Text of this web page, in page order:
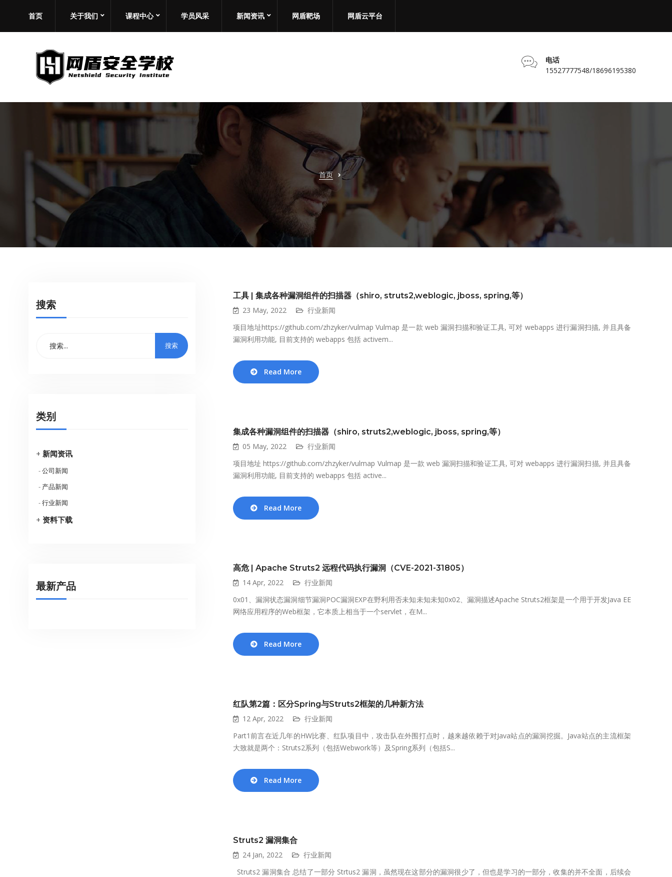
首页 关于我们 课程中心 学员风采 新闻资讯 网盾靶场 网盾云平台
电话
15527777548/18696195380
首页
工具 | 集成各种漏洞组件的扫描器（shiro, struts2,weblogic, jboss, spring,等）
23 May, 2022
行业新闻
项目地址https://github.com/zhzyker/vulmap Vulmap 是一款 web 漏洞扫描和验证工具, 可对 webapps 进行漏洞扫描, 并且具备
漏洞利用功能, 目前支持的 webapps 包括 activem...
Read More
集成各种漏洞组件的扫描器（shiro, struts2,weblogic, jboss, spring,等）
05 May, 2022
行业新闻
项目地址 https://github.com/zhzyker/vulmap Vulmap 是一款 web 漏洞扫描和验证工具, 可对 webapps 进行漏洞扫描, 并且具备
漏洞利用功能, 目前支持的 webapps 包括 active...
Read More
高危 | Apache Struts2 远程代码执行漏洞（CVE-2021-31805）
14 Apr, 2022
行业新闻
0x01、漏洞状态漏洞细节漏洞POC漏洞EXP在野利用否未知未知未知0x02、漏洞描述Apache Struts2框架是一个用于开发Java EE
网络应用程序的Web框架，它本质上相当于一个servlet，在M...
Read More
红队第2篇：区分Spring与Struts2框架的几种新方法
12 Apr, 2022
行业新闻
Part1前言在近几年的HW比赛、红队项目中，攻击队在外围打点时，越来越依赖于对Java站点的漏洞挖掘。Java站点的主流框架
大致就是两个：Struts2系列（包括Webwork等）及Spring系列（包括S...
Read More
Struts2 漏洞集合
24 Jan, 2022
行业新闻
Struts2 漏洞集合 总结了一部分 Strtus2 漏洞，虽然现在这部分的漏洞很少了，但也是学习的一部分，收集的并不全面，后续会
搜索
类别
+ 新闻资讯
-公司新闻
- 产品新闻
-行业新闻
+ 资料下载
最新产品